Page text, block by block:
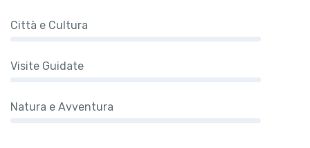
Città e Cultura
Visite Guidate
Natura e Avventura